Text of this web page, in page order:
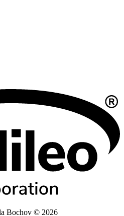
Bochov © 2026